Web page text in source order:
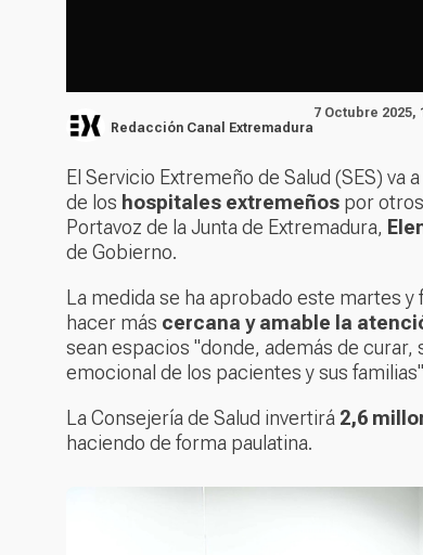
Redacción Canal Extremadura
7 Octubre 2025,
El Servicio Extremeño de Salud (SES) va a
de los hospitales extremeños por otros
Portavoz de la Junta de Extremadura,
de Gobierno.
La medida se ha aprobado este martes y
hacer más cercana y amable la
sean espacios "donde, además de
emocional de los pacientes y sus
La Consejería de Salud invertirá 2,6
haciendo de forma paulatina.